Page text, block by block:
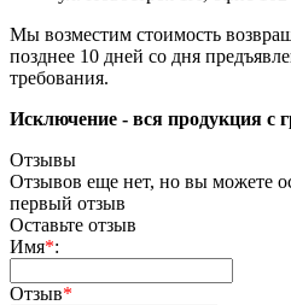
Мы возместим стоимость
позднее 10 дней со дня
требования.
Исключение - вся продукция с
Отзывы
Отзывов еще нет, но вы можете
первый отзыв
Оставьте отзыв
Имя*:
Отзыв*